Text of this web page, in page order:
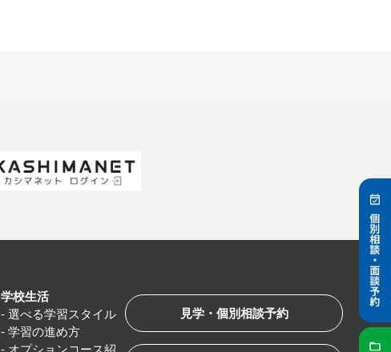
学校生活
選べる学習スタイル
学習の進め方
見学・個別相談予約